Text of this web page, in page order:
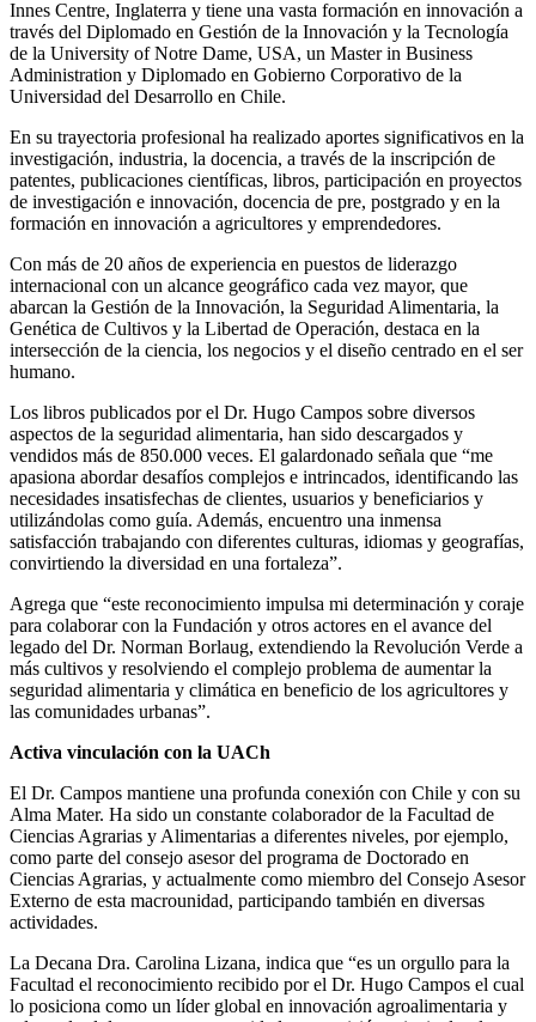
Innes Centre, Inglaterra y tiene una vasta formación en innovación a
través del Diplomado en Gestión de la Innovación y la Tecnología
de la University of Notre Dame, USA, un Master in Business
Administration y Diplomado en Gobierno Corporativo de la
Universidad del Desarrollo en Chile.
En su trayectoria profesional ha realizado aportes significativos en la
investigación, industria, la docencia, a través de la inscripción de
patentes, publicaciones científicas, libros, participación en proyectos
de investigación e innovación, docencia de pre, postgrado y en la
formación en innovación a agricultores y emprendedores.
Con más de 20 años de experiencia en puestos de liderazgo
internacional con un alcance geográfico cada vez mayor, que
abarcan la Gestión de la Innovación, la Seguridad Alimentaria, la
Genética de Cultivos y la Libertad de Operación, destaca en la
intersección de la ciencia, los negocios y el diseño centrado en el ser
humano.
Los libros publicados por el Dr. Hugo Campos sobre diversos
aspectos de la seguridad alimentaria, han sido descargados y
vendidos más de 850.000 veces. El galardonado señala que “me
apasiona abordar desafíos complejos e intrincados, identificando las
necesidades insatisfechas de clientes, usuarios y beneficiarios y
utilizándolas como guía. Además, encuentro una inmensa
satisfacción trabajando con diferentes culturas, idiomas y geografías,
convirtiendo la diversidad en una fortaleza”.
Agrega que “este reconocimiento impulsa mi determinación y coraje
para colaborar con la Fundación y otros actores en el avance del
legado del Dr. Norman Borlaug, extendiendo la Revolución Verde a
más cultivos y resolviendo el complejo problema de aumentar la
seguridad alimentaria y climática en beneficio de los agricultores y
las comunidades urbanas”.
Activa vinculación con la UACh
El Dr. Campos mantiene una profunda conexión con Chile y con su
Alma Mater. Ha sido un constante colaborador de la Facultad de
Ciencias Agrarias y Alimentarias a diferentes niveles, por ejemplo,
como parte del consejo asesor del programa de Doctorado en
Ciencias Agrarias, y actualmente como miembro del Consejo Asesor
Externo de esta macrounidad, participando también en diversas
actividades.
La Decana Dra. Carolina Lizana, indica que “es un orgullo para la
Facultad el reconocimiento recibido por el Dr. Hugo Campos el cual
lo posiciona como un líder global en innovación agroalimentaria y